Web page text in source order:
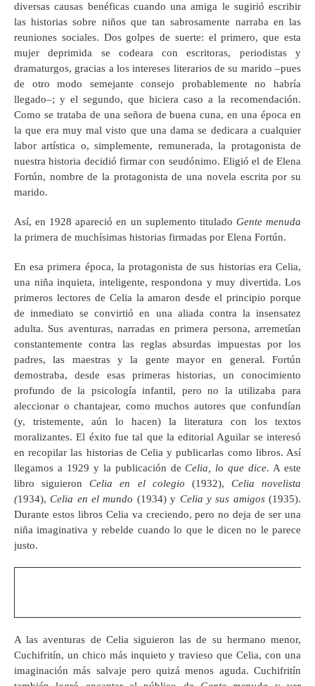
diversas causas benéficas cuando una amiga le sugirió escribir
las historias sobre niños que tan sabrosamente narraba en las
reuniones sociales. Dos golpes de suerte: el primero, que esta
mujer deprimida se codeara con escritoras, periodistas y
dramaturgos, gracias a los intereses literarios de su marido –pues
de otro modo semejante consejo probablemente no habría
llegado–; y el segundo, que hiciera caso a la recomendación.
Como se trataba de una señora de buena cuna, en una época en
la que era muy mal visto que una dama se dedicara a cualquier
labor artística o, simplemente, remunerada, la protagonista de
nuestra historia decidió firmar con seudónimo. Eligió el de Elena
Fortún, nombre de la protagonista de una novela escrita por su
marido.
Así, en 1928 apareció en un suplemento titulado Gente menuda
la primera de muchísimas historias firmadas por Elena Fortún.
En esa primera época, la protagonista de sus historias era Celia,
una niña inquieta, inteligente, respondona y muy divertida. Los
primeros lectores de Celia la amaron desde el principio porque
de inmediato se convirtió en una aliada contra la insensatez
adulta. Sus aventuras, narradas en primera persona, arremetían
constantemente contra las reglas absurdas impuestas por los
padres, las maestras y la gente mayor en general. Fortún
demostraba, desde esas primeras historias, un conocimiento
profundo de la psicología infantil, pero no la utilizaba para
aleccionar o chantajear, como muchos autores que confundían
(y, tristemente, aún lo hacen) la literatura con los textos
moralizantes. El éxito fue tal que la editorial Aguilar se interesó
en recopilar las historias de Celia y publicarlas como libros. Así
llegamos a 1929 y la publicación deCelia, lo que dice. A este
libro siguieronCelia en el colegio (1932), Celia novelista
(1934),Celia en el mundo (1934) y Celia y sus amigos(1935).
Durante estos libros Celia va creciendo, pero no deja de ser una
niña imaginativa y rebelde cuando lo que le dicen no le parece
justo.
A las aventuras de Celia siguieron las de su hermano menor,
Cuchifritín, un chico más inquieto y travieso que Celia, con una
imaginación más salvaje pero quizá menos aguda. Cuchifritín